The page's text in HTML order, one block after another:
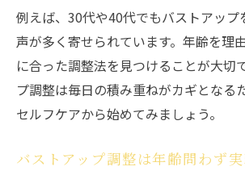
例えば、30代や40代でもバストアップ
声が多く寄せられています。年齢を理
に合った調整法を見つけることが大切
プ調整は毎日の積み重ねがカギとなる
セルフケアから始めてみましょう。
バストアップ調整は年齢問わず